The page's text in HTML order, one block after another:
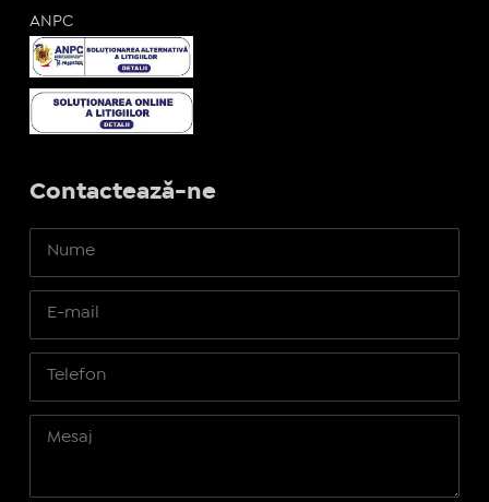
ANPC
Contactează-ne